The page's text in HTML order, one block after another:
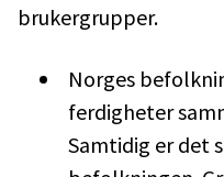
brukergrupper.
Norges
ferdigheter
Samtidig er det